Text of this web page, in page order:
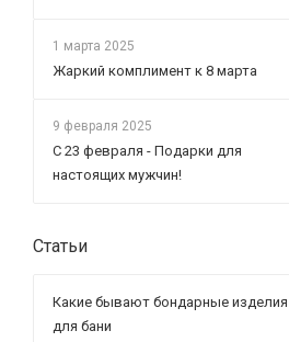
1 марта 2025
Жаркий комплимент к 8 марта
9 февраля 2025
С 23 февраля - Подарки для
настоящих мужчин!
Статьи
Какие бывают бондарные изделия
для бани